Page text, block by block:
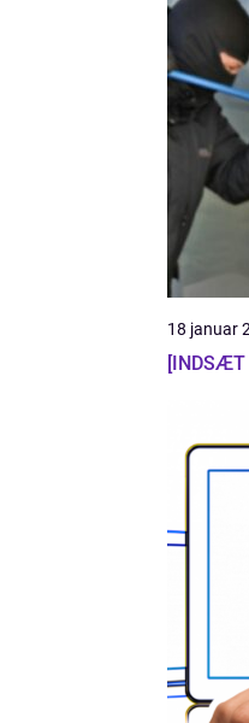
18 januar
[INDSÆT